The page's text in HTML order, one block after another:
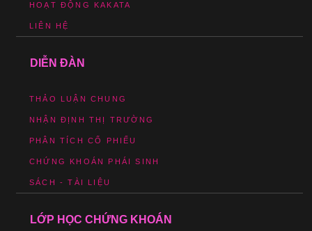
HOẠT ĐỘNG KAKATA
LIÊN HỆ
DIỄN ĐÀN
THẢO LUẬN CHUNG
NHẬN ĐỊNH THỊ TRƯỜNG
PHÂN TÍCH CỔ PHIẾU
CHỨNG KHOÁN PHÁI SINH
SÁCH - TÀI LIỆU
LỚP HỌC CHỨNG KHOÁN